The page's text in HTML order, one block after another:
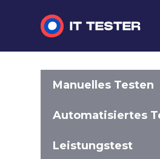
Automatisiertes Testen
Leistungstest
Vorstellungsgespräch
Manuelles Testen
Automatisiertes
Leistungstest